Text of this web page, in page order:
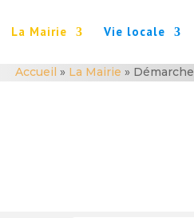
La Mairie Vie locale
Accueil » La Mairie »